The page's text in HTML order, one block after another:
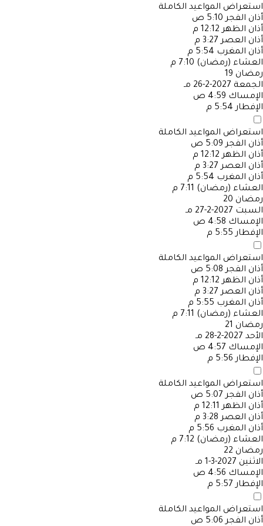
استعراض المواعيد الكاملة
أذان الفجر 5:10 ص
أذان الظهر 12:12 م
أذان العصر 3:27 م
أذان المغرب 5:54 م
العشاء (رمضان) 7:10 م
رمضان 19
الجمعة 2027-2-26 مـ
الإمساك 4:59 ص
الإفطار 5:54 م
استعراض المواعيد الكاملة
أذان الفجر 5:09 ص
أذان الظهر 12:12 م
أذان العصر 3:27 م
أذان المغرب 5:54 م
العشاء (رمضان) 7:11 م
رمضان 20
السبت 2027-2-27 مـ
الإمساك 4:58 ص
الإفطار 5:55 م
استعراض المواعيد الكاملة
أذان الفجر 5:08 ص
أذان الظهر 12:12 م
أذان العصر 3:27 م
أذان المغرب 5:55 م
العشاء (رمضان) 7:11 م
رمضان 21
الأحد 2027-2-28 مـ
الإمساك 4:57 ص
الإفطار 5:56 م
استعراض المواعيد الكاملة
أذان الفجر 5:07 ص
أذان الظهر 12:11 م
أذان العصر 3:28 م
أذان المغرب 5:56 م
العشاء (رمضان) 7:12 م
رمضان 22
الاثنين 2027-3-1 مـ
الإمساك 4:56 ص
الإفطار 5:57 م
استعراض المواعيد الكاملة
أذان الفجر 5:06 ص